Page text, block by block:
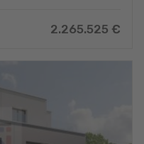
2.265.525 €